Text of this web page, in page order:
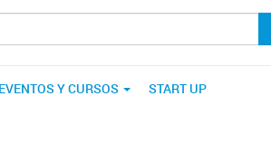
EVENTOS Y CURSOS START UP